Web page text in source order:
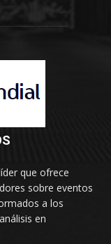
que ofrece
sobre eventos
a los
en